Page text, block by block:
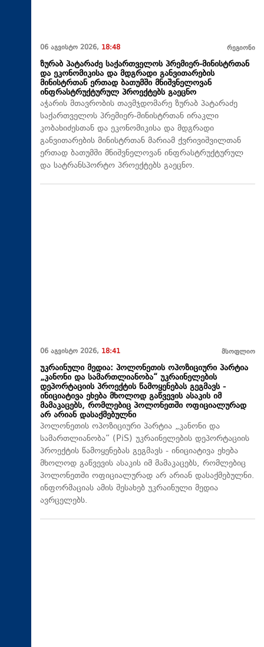
06 აგვისტო 2026, 18:48 რეგიონი
ზურაბ პატარაძე საქართველოს პრემიერ-მინისტრთან
და ეკონომიკისა და მდგრადი განვითარების
მინისტრთან ერთად ბათუმში მნიშვნელოვან
ინფრასტრუქტურულ პროექტებს გაეცნო
აჭარის მთავრობის თავმჯდომარე ზურაბ პატარაძე
საქართველოს პრემიერ-მინისტრთან ირაკლი
კობახიძესთან და ეკონომიკისა და მდგრადი
განვითარების მინისტრთან მარიამ ქვრივიშვილთან
ერთად ბათუმში მნიშვნელოვან ინფრასტრუქტურულ
და სატრანსპორტო პროექტებს გაეცნო.
06 აგვისტო 2026, 18:41 მსოფლიო
უკრაინული მედია: პოლონეთის ოპოზიციური პარტია
„კანონი და სამართლიანობა“ უკრაინელების
დეპორტაციის პროექტის წამოყენებას გეგმავს -
ინიციატივა ეხება მხოლოდ გაწვევის ასაკის იმ
მამაკაცებს, რომლებიც პოლონეთში ოფიციალურად
არ არიან დასაქმებულნი
პოლონეთის ოპოზიციური პარტია „კანონი და
სამართლიანობა“ (PiS) უკრაინელების დეპორტაციის
პროექტის წამოყენებას გეგმავს - ინიციატივა ეხება
მხოლოდ გაწვევის ასაკის იმ მამაკაცებს, რომლებიც
პოლონეთში ოფიციალურად არ არიან დასაქმებულნი.
ინფორმაციას ამის შესახებ უკრაინული მედია
ავრცელებს.